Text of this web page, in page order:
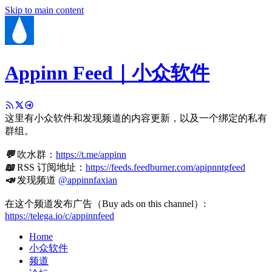
Skip to main content
Appinn Feed｜小众软件
这里有小众软件和发现频道的内容更新，以及一个绑定的私有
群组。
💬吹水群： https://t.me/appinn
📖RSS 订阅地址： https://feeds.feedburner.com/apipnntgfeed
📣发现频道 @appinnfaxian
在这个频道发布广告（Buy ads on this channel）:
https://telega.io/c/appinnfeed
Home
小众软件
频道